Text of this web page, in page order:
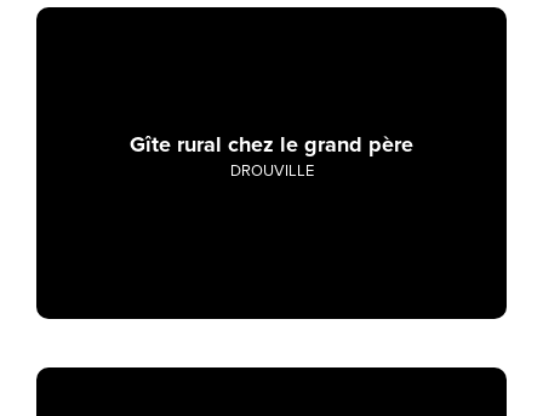
Gîte rural chez le grand père
DROUVILLE